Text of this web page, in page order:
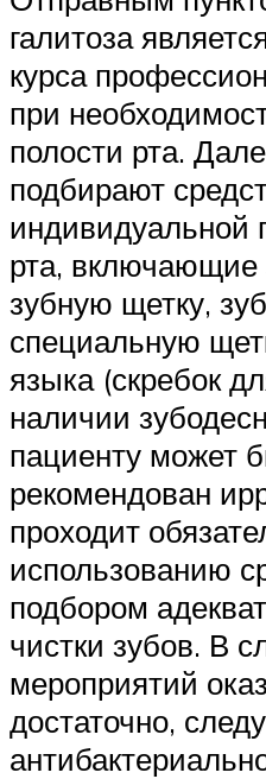
галитоза
курса
при
полости рта.
подбирают
индивидуальной
рта, включающие
зубную щетку,
специальную
языка (скребок
наличии
пациенту может
рекомендован
проходит
использованию
подбором
чистки зубов. В
мероприятий
достаточно,